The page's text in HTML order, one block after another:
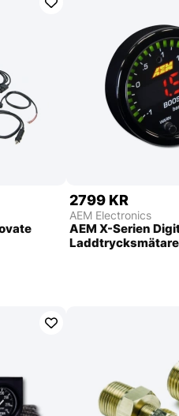
2799 KR
AEM Electronics
AEM X-Serien